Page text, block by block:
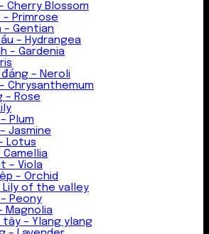
Cherry Blossom
Primrose
– Gentian
– Hydrangea
– Gardenia
– Neroli
Chrysanthemum
– Rose
Plum
Jasmine
Lotus
Camellia
– Viola
– Orchid
Lily of the valley
Peony
Magnolia
tây – Ylang ylang